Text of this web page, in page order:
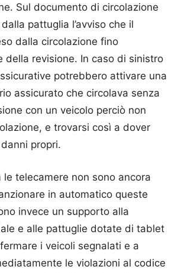
Sul documento di circolazione
pattuglia l’avviso che il
dalla circolazione fino
della revisione. In caso di sinistro
potrebbero attivare una
assicurato che circolava senza
con un veicolo perciò non
e trovarsi così a dover
propri.
le telecamere non sono ancora
in automatico queste
invece un supporto alla
e alle pattuglie dotate di tablet
i veicoli segnalati e a
le violazioni al codice